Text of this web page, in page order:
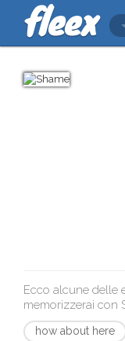
Ecco alcune delle
memorizzerai con
how about here